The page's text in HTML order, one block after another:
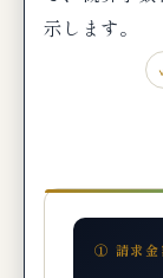
創
個
編
は
示します。
① 請求金